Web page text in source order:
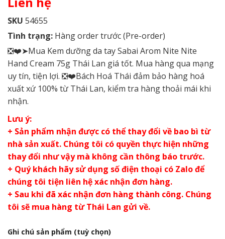
SKU 54655
Tình trạng: Hàng order trước (Pre-order)
❎❤️➤Mua Kem dưỡng da tay Sabai Arom Nite Nite
Hand Cream 75g Thái Lan giá tốt. Mua hàng qua mạng
uy tín, tiện lợi. ❎❤️Bách Hoá Thái đảm bảo hàng hoá
xuất xứ 100% từ Thái Lan, kiểm tra hàng thoải mái khi
nhận.
Lưu ý:
+ Sản phẩm nhận được có thể thay đổi về bao bì từ
nhà sản xuất. Chúng tôi có quyền thực hiện những
thay đổi như vậy mà không cần thông báo trước.
+ Quý khách hãy sử dụng số điện thoại có Zalo để
chúng tôi tiện liên hệ xác nhận đơn hàng.
+ Sau khi đã xác nhận đơn hàng thành công. Chúng
tôi sẽ mua hàng từ Thái Lan gửi về.
Ghi chú sản phẩm (tuỳ chọn)